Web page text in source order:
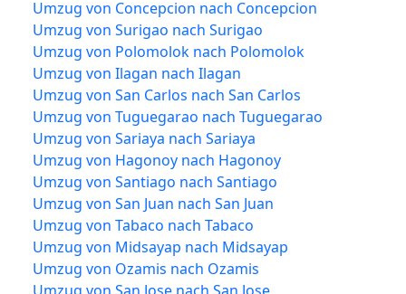
Umzug von Concepcion nach Concepcion
Umzug von Surigao nach Surigao
Umzug von Polomolok nach Polomolok
Umzug von Ilagan nach Ilagan
Umzug von San Carlos nach San Carlos
Umzug von Tuguegarao nach Tuguegarao
Umzug von Sariaya nach Sariaya
Umzug von Hagonoy nach Hagonoy
Umzug von Santiago nach Santiago
Umzug von San Juan nach San Juan
Umzug von Tabaco nach Tabaco
Umzug von Midsayap nach Midsayap
Umzug von Ozamis nach Ozamis